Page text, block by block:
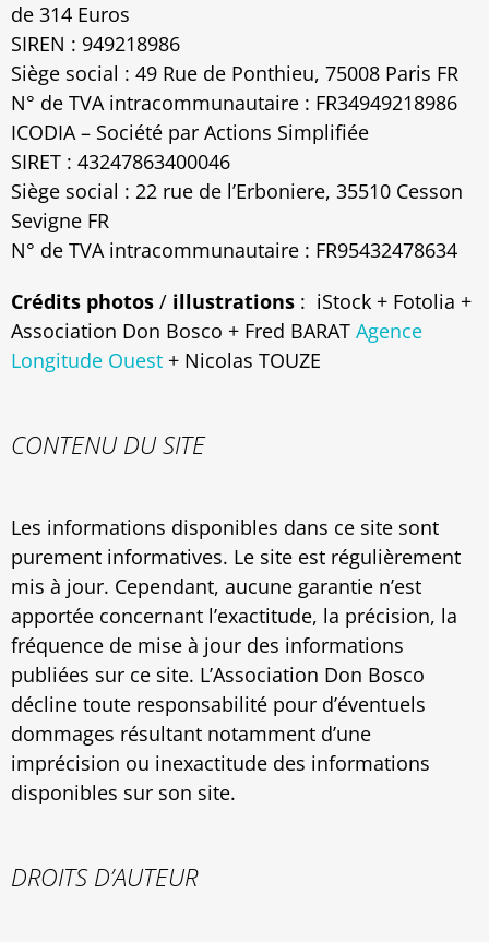
de 314 Euros
SIREN : 949218986
Siège social : 49 Rue de Ponthieu, 75008 Paris FR
N° de TVA intracommunautaire : FR34949218986
ICODIA – Société par Actions Simplifiée
SIRET : 43247863400046
Siège social : 22 rue de l’Erboniere, 35510 Cesson
Sevigne FR
N° de TVA intracommunautaire : FR95432478634
Crédits photos / illustrations : iStock + Fotolia +
Association Don Bosco + Fred BARAT Agence
Longitude Ouest + Nicolas TOUZE
CONTENU DU SITE
Les informations disponibles dans ce site sont
purement informatives. Le site est régulièrement
mis à jour. Cependant, aucune garantie n’est
apportée concernant l’exactitude, la précision, la
fréquence de mise à jour des informations
publiées sur ce site. L’Association Don Bosco
décline toute responsabilité pour d’éventuels
dommages résultant notamment d’une
imprécision ou inexactitude des informations
disponibles sur son site.
DROITS D’AUTEUR